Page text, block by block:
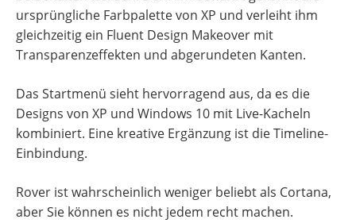
ursprüngliche Farbpalette von XP und verleiht ihm
gleichzeitig ein Fluent Design Makeover mit
Transparenzeffekten und abgerundeten Kanten.
Das Startmenü sieht hervorragend aus, da es die
Designs von XP und Windows 10 mit Live-Kacheln
kombiniert. Eine kreative Ergänzung ist die Timeline-
Einbindung.
Rover ist wahrscheinlich weniger beliebt als Cortana,
aber Sie können es nicht jedem recht machen.